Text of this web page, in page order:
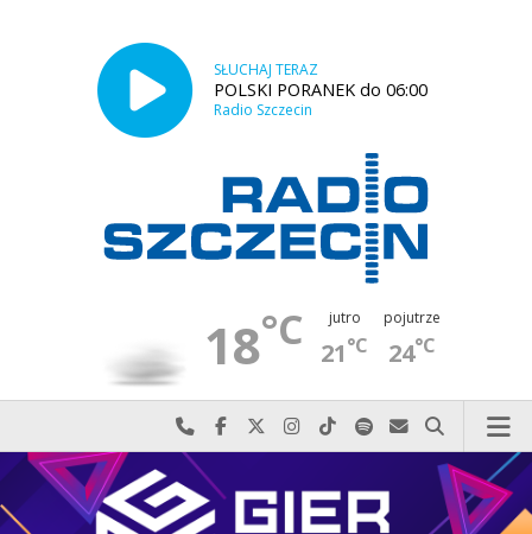
SŁUCHAJ TERAZ
POLSKI PORANEK do 06:00
Radio Szczecin
18°C jutro
21°C
pojutrze
24°C
Najlepiej po prostu do nas zadzwoń
Odwiedź nas na Facebook-u
Odwiedź nas na X
Odwiedź nas na Instagram-ie
Odwiedź nas na TikTok-u
Szukaj nas na Spotify
Wyślij do nas
Szukaj